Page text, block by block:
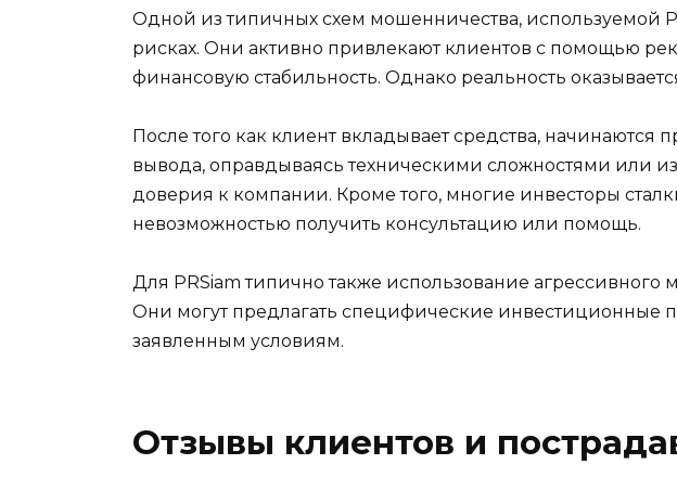
Одной из типичных схем мошенничества, используемой
рисках. Они активно привлекают клиентов с помощью
финансовую стабильность. Однако реальность
После того как клиент вкладывает средства,
вывода, оправдываясь техническими сложностями или
доверия к компании. Кроме того, многие инвесторы
невозможностью получить консультацию или помощь.
Для PRSiam типично также использование
Они могут предлагать специфические инвестиционные
заявленным условиям.
Отзывы клиентов и